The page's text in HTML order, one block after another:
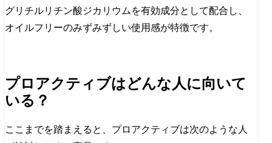
グリチルリチン酸ジカリウムを有効成分として配合し、
オイルフリーのみずみずしい使用感が特徴です。
プロアクティブはどんな人に向いて
いる？
ここまでを踏まえると、プロアクティブは次のような人